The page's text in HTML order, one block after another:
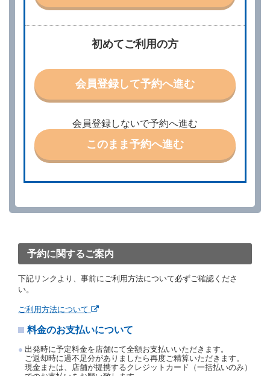
社は、電話連絡並びに電子メールによる予約に応じま
責任を負わないものとします。
当社は、借受人から予約の申込みがあったときは、原
則として、当社の保有するレンタカーの範囲内で予約
特に認める場合を除き、別に定める予約申込金を支払
うものとします。
第３条（予約の変更）
ときは、あらかじめ当社の承諾を受けなければならな
いものとします。
第４条（予約の取消し等）
ができます。
を１時間以上経過してもレンタカー貸渡契約（以下
約取消手数料を当社に支払うものとし、当社は、この
予約取消手数料の支払いがあったときは、受領済の予
約申込金を借受人に返還するものとします。
当社の都合により、予約が取り消されたとき、又は貸
約申込金を返還するものとします。
若しくは当社のいずれの責にもよらない事由により貸
たものとします。この場合、当社は受領済の予約申込
金を返還するものとします。
初めてご利用の方
会員登録して予約へ進む
会員登録しないで予約へ進む
このまま予約へ進む
予約に関するご案内
下記リンクより、事前にご利用方法について必ずご確認くださ
い。
ご利用方法について
料金のお支払いについて
出発時に予定料金を店舗にて全額お支払いいただきます。
ご返却時に過不足分がありましたら再度ご精算いただきます。
現金または、店舗が提携するクレジットカード（一括払いのみ）